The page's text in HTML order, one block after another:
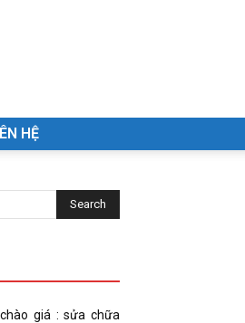
HỆ
giá : sửa chữa